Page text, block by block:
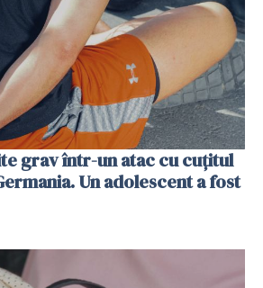
grav într-un atac cu cuțitul
Un adolescent a fost